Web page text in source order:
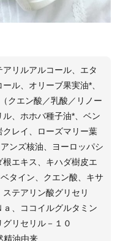
リルアルコール、エタ
ル、オリーブ果実油*、
クエン酸／乳酸／リノー
、ホホバ種子油*、ベン
クレイ、ローズマリー葉
ンズ核油、ヨーロッパシ
エキス、キハダ樹皮エ
タイン、クエン酸、キサ
テアリン酸グリセリ
、ココイルグルタミン
リセリル－１０
油由来